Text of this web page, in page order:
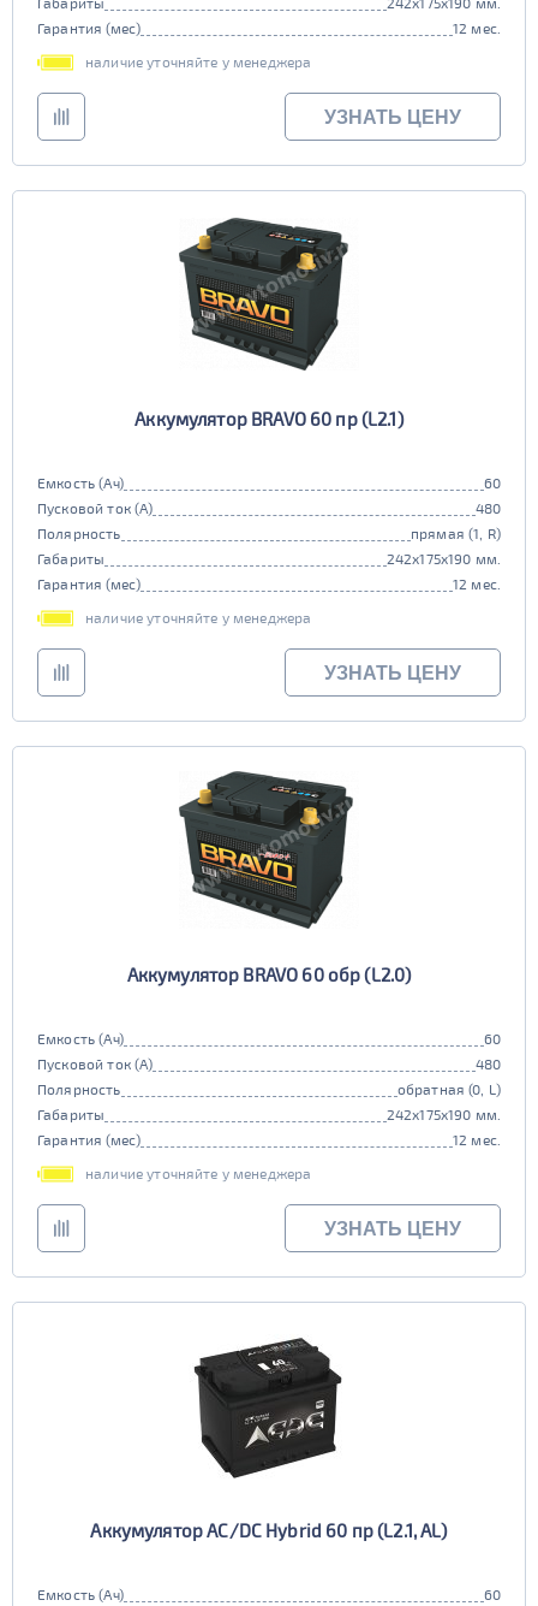
Гарантия (мес)
12 мес.
наличие уточняйте у менеджера
УЗНАТЬ ЦЕНУ
Аккумулятор BRAVO 60 пр (L2.1)
Емкость (Ач)
60
Пусковой ток (А)
480
Полярность
прямая (1, R)
Габариты
242x175x190 мм.
Гарантия (мес)
12 мес.
наличие уточняйте у менеджера
УЗНАТЬ ЦЕНУ
Аккумулятор BRAVO 60 обр (L2.0)
Емкость (Ач)
60
Пусковой ток (А)
480
Полярность
обратная (0, L)
Габариты
242x175x190 мм.
Гарантия (мес)
12 мес.
наличие уточняйте у менеджера
УЗНАТЬ ЦЕНУ
Аккумулятор AC/DC Hybrid 60 пр (L2.1, AL)
Емкость (Ач)
60